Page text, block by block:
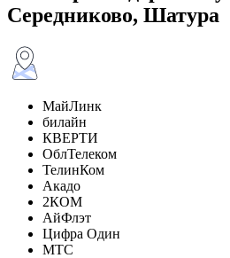
Середниково, Шатура
МайЛинк
билайн
КВЕРТИ
ОблТелеком
ТелинКом
Акадо
2КОМ
АйФлэт
Цифра Один
МТС